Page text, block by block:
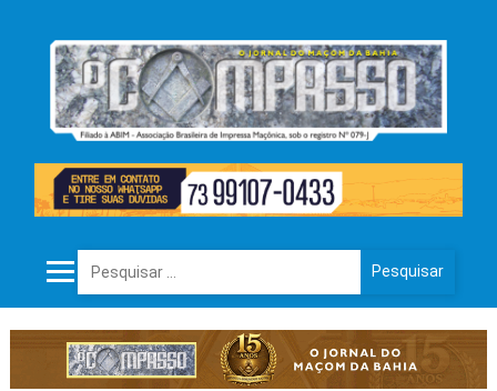
Pesquisar por: